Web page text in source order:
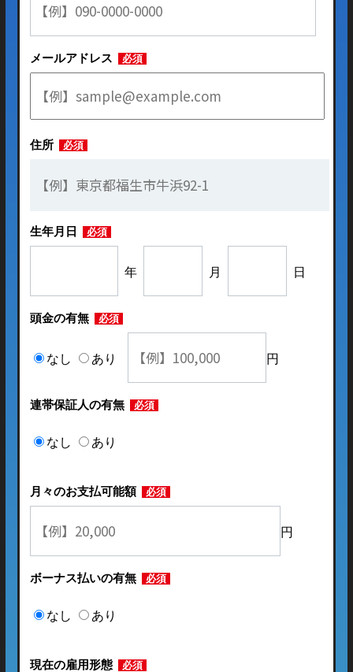
メールアドレス 必須
住所 必須
生年月日 必須
年 月 日
頭金の有無 必須
なし あり 円
連帯保証人の有無 必須
なし あり
月々のお支払可能額 必須
円
ボーナス払いの有無 必須
なし あり
現在の雇用形態 必須